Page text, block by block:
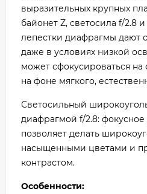
выразительных крупных
байонет Z, светосила f/2.8
лепестки диафрагмы дают
даже в условиях низкой
может сфокусироваться на
на фоне мягкого,
Светосильный
диафрагмой f/2.8:
позволяет делать
насыщенными цветами и
контрастом.
Особенности: